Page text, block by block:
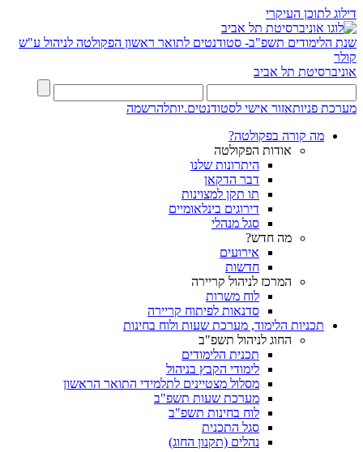
דילוג לתוכן העיקרי
שנת הלימודים תשפ"ב- סטודנטים לתואר ראשון הפקולטה לניהול ע"ש
קולר
אוניברסיטת תל אביב
מערכת פניותאזור אישי לסטודנטים.יותלהרשמה
מה קורה בפקולטה?
אודות הפקולטה
היתרונות שלנו
דבר הדקאן
תו תקן למצוינות
דירוגים בינלאומיים
סגל מנהלי
מה חדש?
אירועים
חדשות
המרכז לניהול קריירה
לוח משרות
סדנאות לפיתוח קריירה
תכניות הלימוד, מערכת שעות ולוח בחינות
החוג לניהול תשפ"ב
תכנית הלימודים
לימודי הקבץ בניהול
מסלול מצטיינים לתלמידי התואר הראשון
מערכת שעות תשפ"ב
לוח בחינות תשפ"ב
סגל התכנית
נהלים (תקנון החוג)